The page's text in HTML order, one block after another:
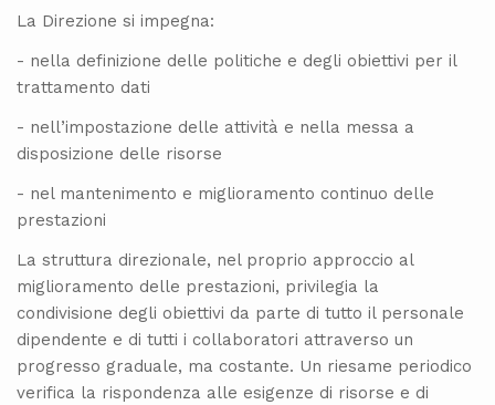
La Direzione si impegna:
- nella definizione delle politiche e degli obiettivi per il
trattamento dati
- nell’impostazione delle attività e nella messa a
disposizione delle risorse
- nel mantenimento e miglioramento continuo delle
prestazioni
La struttura direzionale, nel proprio approccio al
miglioramento delle prestazioni, privilegia la
condivisione degli obiettivi da parte di tutto il personale
dipendente e di tutti i collaboratori attraverso un
progresso graduale, ma costante. Un riesame periodico
verifica la rispondenza alle esigenze di risorse e di